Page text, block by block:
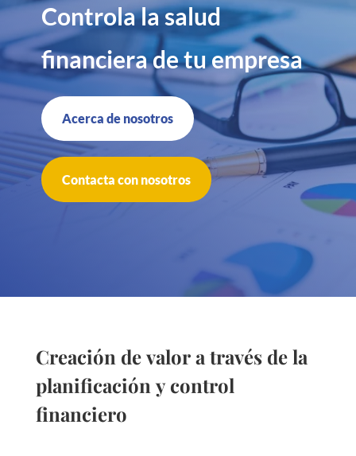
Controla la salud
financiera de tu empresa
Acerca de nosotros
Contacta con nosotros
Creación de valor a través de la
planificación y control
financiero